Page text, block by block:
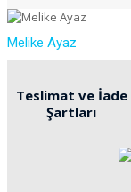
Melike Ayaz
Teslimat ve İade
Şartları